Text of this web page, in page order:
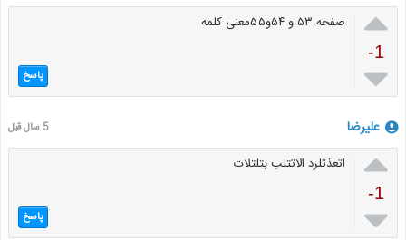

-1

صفحه ۵۳ و ۵۴و۵۵معنی کلمه
پاسخ
علیرضا 5 سال قبل

-1

اتعذتلرد الاتتلب بتلتلات
پاسخ